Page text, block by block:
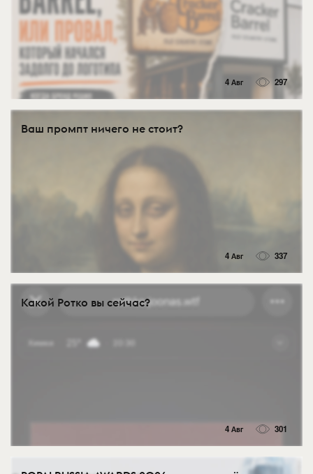
4 Авг 297
Ваш промпт ничего не стоит?
4 Авг 337
Какой Ротко вы сейчас?
4 Авг 301